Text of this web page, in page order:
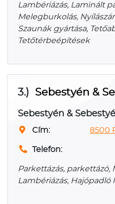
Lambériázás, Laminált
Melegburkolás,
Szaunák gyártása,
Tetőtérbeépítések
3.) Sebestyén &
Sebestyén &
Cím: 8500
Telefon:
Parkettázás, parkettázó,
Lambériázás, Hajópadló